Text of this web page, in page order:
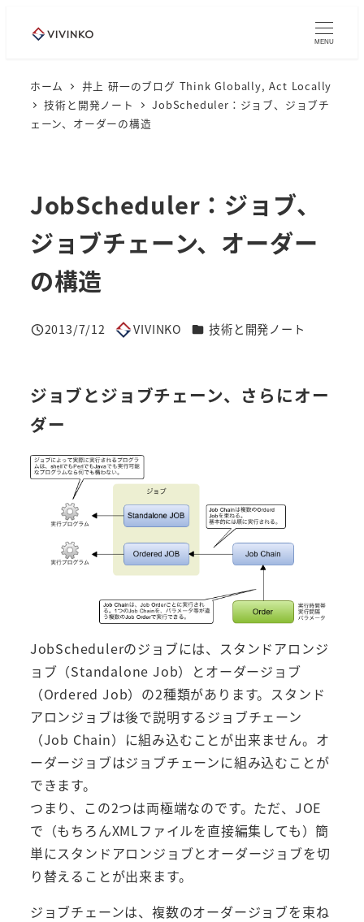
MENU
ホーム
井上 研一のブログ Think Globally, Act Locally
技術と開発ノート
JobScheduler：ジョブ、ジョブチ
ェーン、オーダーの構造
JobScheduler：ジョブ、
ジョブチェーン、オーダー
の構造
投稿日
2013/7/12
著
VIVINKO カテゴリー
技術と開発ノート
ジョブとジョブチェーン、さらにオー
ダー
JobSchedulerのジョブには、スタンドアロンジ
ョブ（Standalone Job）とオーダージョブ
（Ordered Job）の2種類があります。スタンド
アロンジョブは後で説明するジョブチェーン
（Job Chain）に組み込むことが出来ません。オ
ーダージョブはジョブチェーンに組み込むことが
できます。
つまり、この2つは両極端なのです。ただ、JOE
で（もちろんXMLファイルを直接編集しても）簡
単にスタンドアロンジョブとオーダージョブを切
り替えることが出来ます。
ジョブチェーンは、複数のオーダージョブを束ね